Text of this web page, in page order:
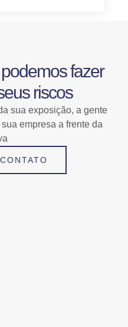
fazer
riscos
sua exposição, a gente
empresa a frente da